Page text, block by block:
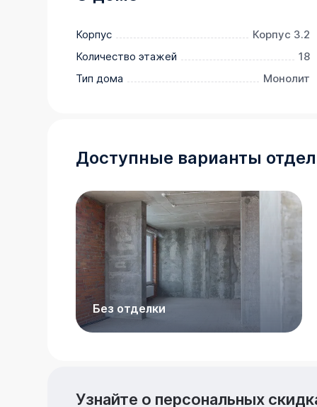
Приобрести квартиру можно одним из
срок
-рассрочка
скидкой!
Корпус Корпус 3.2
Количество этажей
18
Тип дома
Монолит
Доступные варианты
Без отделки
Узнайте о персональных